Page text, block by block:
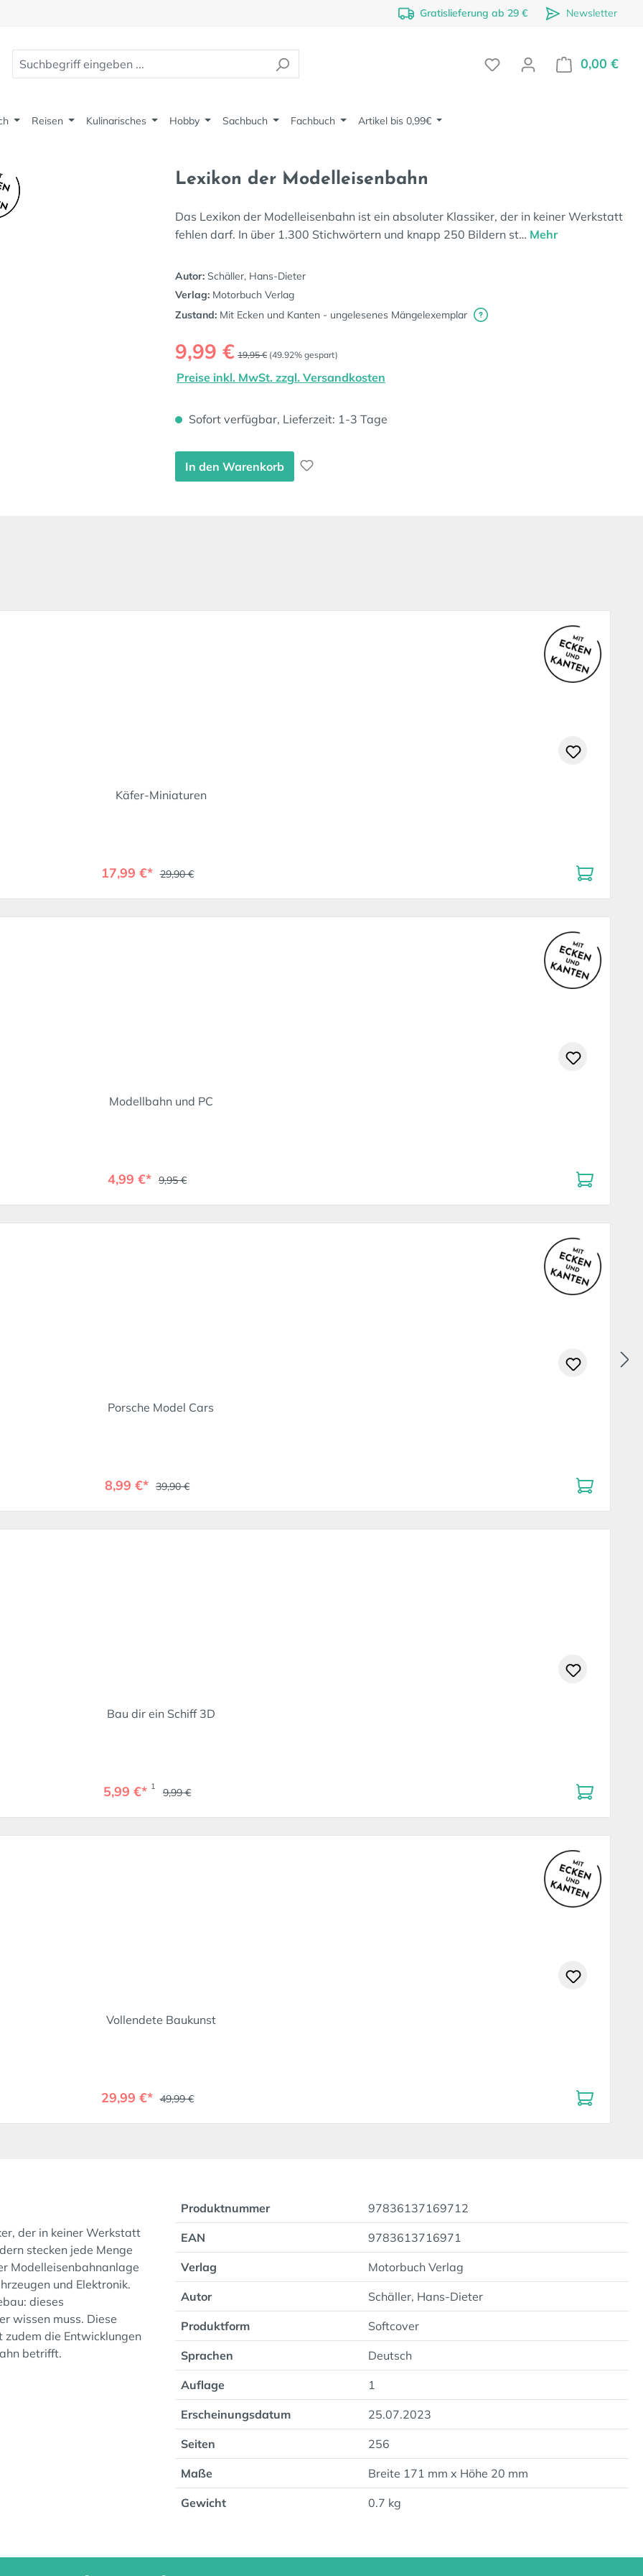
Gratislieferung ab 29 € Newsletter
0,00 €
Reisen Kulinarisches Hobby Sachbuch Fachbuch Artikel bis 0,99€
Lexikon der Modelleisenbahn
Das Lexikon der Modelleisenbahn ist ein absoluter Klassiker, der in keiner Werkstatt
fehlen darf. In über 1.300 Stichwörtern und knapp 250 Bildern st… Mehr
Autor: Schäller, Hans-Dieter
Verlag: Motorbuch Verlag
Zustand: Mit Ecken und Kanten - ungelesenes Mängelexemplar
Verkaufspreis:
9,99 € Regulärer Preis:
19,95 € (49.92% gespart)
Preise inkl. MwSt. zzgl. Versandkosten
Sofort verfügbar, Lieferzeit: 1-3 Tage
In den Warenkorb
Käfer-Miniaturen
17,99 €* 29,90 €
Modellbahn und PC
4,99 €* 9,95 €
Porsche Model Cars
8,99 €* 39,90 €
Bau dir ein Schiff 3D
5,99 €* 1 9,99 €
Vollendete Baukunst
29,99 €* 49,99 €
der in keiner Werkstatt
stecken jede Menge
Modelleisenbahnanlage
und Elektronik.
dieses
wissen muss. Diese
die Entwicklungen
betrifft.
Produktnummer 97836137169712
EAN 9783613716971
Verlag Motorbuch Verlag
Autor Schäller, Hans-Dieter
Produktform Softcover
Sprachen Deutsch
Auflage 1
Erscheinungsdatum 25.07.2023
Seiten 256
Maße Breite 171 mm x Höhe 20 mm
Gewicht 0.7 kg